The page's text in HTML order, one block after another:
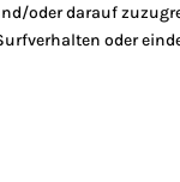
oder darauf
oder